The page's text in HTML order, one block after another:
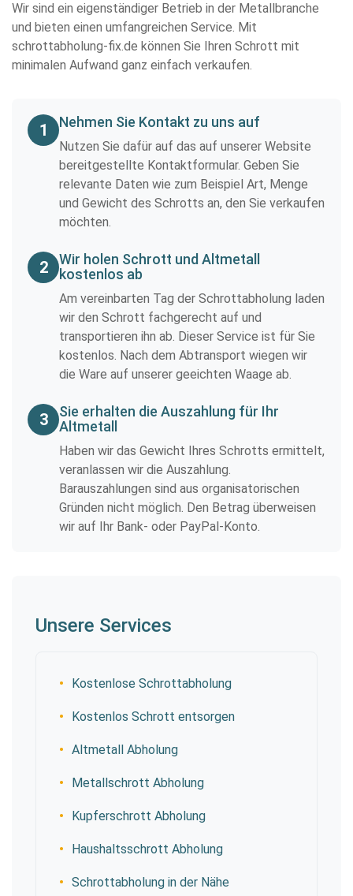
Wir sind ein eigenständiger Betrieb in der Metallbranche
und bieten einen umfangreichen Service. Mit
schrottabholung-fix.de können Sie Ihren Schrott mit
minimalen Aufwand ganz einfach verkaufen.
1 Nehmen Sie Kontakt zu uns auf
Nutzen Sie dafür auf das auf unserer Website
bereitgestellte Kontaktformular. Geben Sie
relevante Daten wie zum Beispiel Art, Menge
und Gewicht des Schrotts an, den Sie verkaufen
möchten.
2
Wir holen Schrott und Altmetall
kostenlos ab
Am vereinbarten Tag der Schrottabholung laden
wir den Schrott fachgerecht auf und
transportieren ihn ab. Dieser Service ist für Sie
kostenlos. Nach dem Abtransport wiegen wir
die Ware auf unserer geeichten Waage ab.
3
Sie erhalten die Auszahlung für Ihr
Altmetall
Haben wir das Gewicht Ihres Schrotts ermittelt,
veranlassen wir die Auszahlung.
Barauszahlungen sind aus organisatorischen
Gründen nicht möglich. Den Betrag überweisen
wir auf Ihr Bank- oder PayPal-Konto.
Unsere Services
Kostenlose Schrottabholung
Kostenlos Schrott entsorgen
Altmetall Abholung
Metallschrott Abholung
Kupferschrott Abholung
Haushaltsschrott Abholung
Schrottabholung in der Nähe